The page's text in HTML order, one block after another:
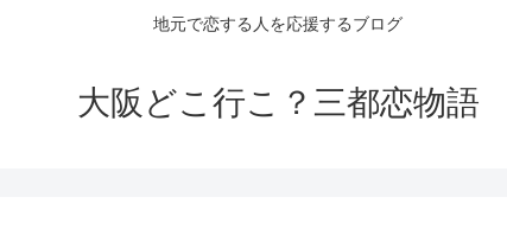
地元で恋する人を応援するブログ
大阪どこ行こ？三都恋物語